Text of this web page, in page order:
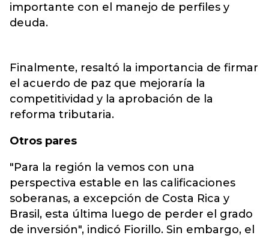
importante con el manejo de perfiles y
deuda.
Finalmente, resaltó la importancia de firmar
el acuerdo de paz que mejoraría la
competitividad y la aprobación de la
reforma tributaria.
Otros pares
"Para la región la vemos con una
perspectiva estable en las calificaciones
soberanas, a excepción de Costa Rica y
Brasil, esta última luego de perder el grado
de inversión", indicó Fiorillo. Sin embargo, el